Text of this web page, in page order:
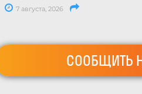
7 августа, 2026
СООБЩИТЬ